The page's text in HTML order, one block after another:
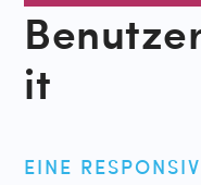
it
EINE